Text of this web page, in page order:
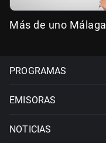
Más de uno Málaga
PROGRAMAS
EMISORAS
NOTICIAS